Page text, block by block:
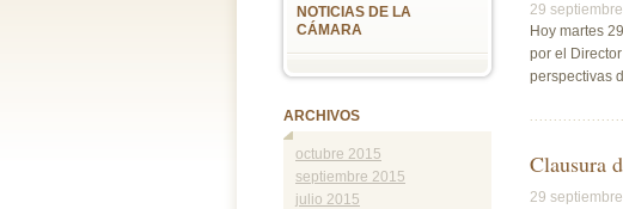
29
Hoy martes
por el
perspectivas
Clausura
29
NOTICIAS DE LA
CÁMARA
ARCHIVOS
octubre 2015
septiembre 2015
julio 2015